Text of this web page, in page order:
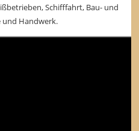
Schifffahrt, Bau- und
und Handwerk.